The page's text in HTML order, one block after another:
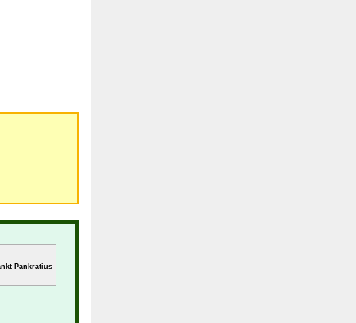
Pankratius